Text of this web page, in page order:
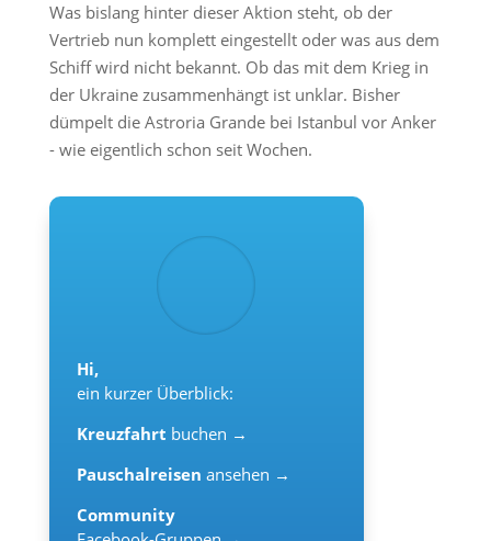
Was bislang hinter dieser Aktion steht, ob der
Vertrieb nun komplett eingestellt oder was aus dem
Schiff wird nicht bekannt. Ob das mit dem Krieg in
der Ukraine zusammenhängt ist unklar. Bisher
dümpelt die Astroria Grande bei Istanbul vor Anker
- wie eigentlich schon seit Wochen.
Hi,
ein kurzer Überblick:
Kreuzfahrt buchen →
Pauschalreisen ansehen →
Community